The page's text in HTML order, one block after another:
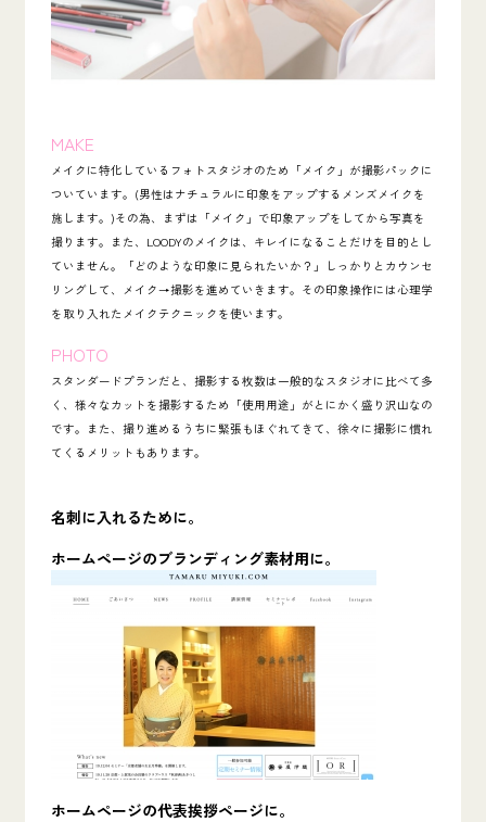
MAKE
メイクに特化しているフォトスタジオのため「メイク」が撮影パックに
ついています。(男性はナチュラルに印象をアップするメンズメイクを
施します。)その為、まずは「メイク」で印象アップをしてから写真を
撮ります。また、LOODYのメイクは、キレイになることだけを目的とし
ていません。「どのような印象に見られたいか？」しっかりとカウンセ
リングして、メイク→撮影を進めていきます。その印象操作には心理学
を取り入れたメイクテクニックを使います。
PHOTO
スタンダードプランだと、撮影する枚数は一般的なスタジオに比べて多
く、様々なカットを撮影するため 「使用用途」がとにかく盛り沢山なの
です。また、撮り進めるうちに緊張もほぐれてきて、徐々に撮影に慣れ
てくるメリットもあります。
名刺に入れるために。
ホームページのブランディング素材用に。
ホームページの代表挨拶ページに。